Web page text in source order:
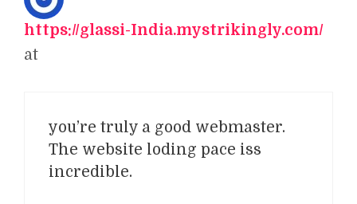
https://glassi-India.mystrikingly.com/
at
you’re truly a good webmaster.
The website loding pace iss
incredible.